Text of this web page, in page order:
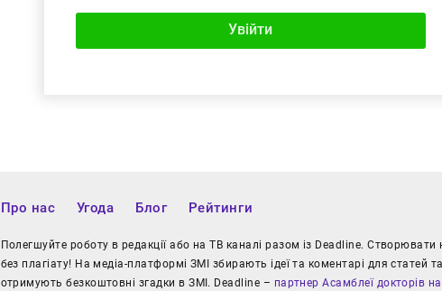
Увійти
Про нас Угода Блог Рейтинги
Полегшуйте роботу в редакції або на ТВ каналі разом із Deadline.
без плагіату! На медіа-платформі ЗМІ збирають ідеї та коментарі для статей
отримують безкоштовні згадки в ЗМІ. Deadline – партнер Асамблеї докторів